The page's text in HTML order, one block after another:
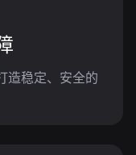
造稳定、安全的